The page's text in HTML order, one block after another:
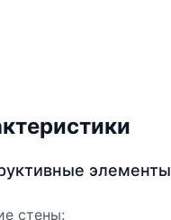
элементы
стены: